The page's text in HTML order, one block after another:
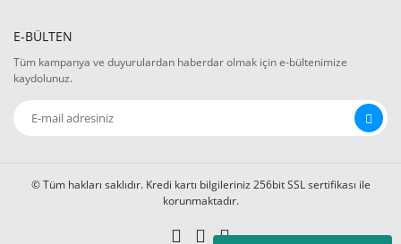
E-BÜLTEN
Tüm kampanya ve duyurulardan haberdar olmak için e-bültenimize
kaydolunuz.
© Tüm hakları saklıdır. Kredi kartı bilgileriniz 256bit SSL sertifikası ile
korunmaktadır.